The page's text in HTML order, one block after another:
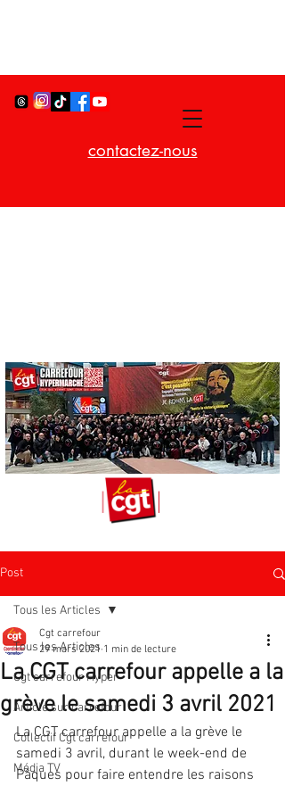
contactez-nous
Post
Tous les Articles
Cgt carrefour Hyper
Article sur carrefour
Collectif Cgt carrefour
Média TV
Tous les Articles
La CGT carrefour appelle a la
grève le samedi 3 avril 2021
Cgt carrefour
29 mars 2021 1 min de lecture
La CGT carrefour appelle a la grève le
samedi 3 avril, durant le week-end de
Pâques pour faire entendre les raisons